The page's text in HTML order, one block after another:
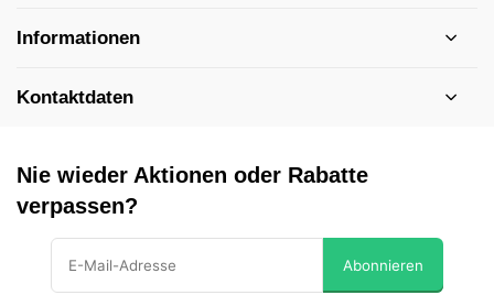
Informationen
Kontaktdaten
Nie wieder Aktionen oder Rabatte
verpassen?
Abonnieren